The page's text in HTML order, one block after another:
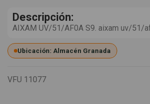
Descripción:
AIXAM UV/51/AF0A S9. aixam uv/51/
Ubicación: Almacén Granada
VFU 11077